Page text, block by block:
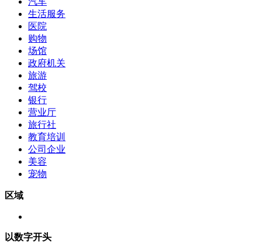
生活服务
医院
购物
场馆
政府机关
旅游
驾校
银行
营业厅
旅行社
教育培训
公司企业
美容
宠物
区域
以数字开头